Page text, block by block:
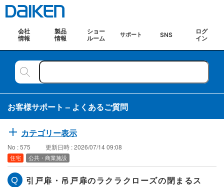
会社
情報
製品
情報
ショー
ルーム
サポート SNS
ログ
イン
お客様サポート – よくあるご質問
カテゴリー表示
No : 575 更新日時 : 2026/07/14 09:08
住宅 公共・商業施設
引戸扉・吊戸扉のラクラクローズの閉まるス